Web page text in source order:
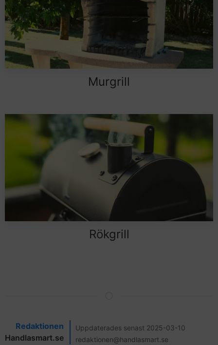
Murgrill
Rökgrill
Redaktionen
Handlasmart.se
Uppdaterades senast 2025-03-10
redaktionen@handlasmart.se